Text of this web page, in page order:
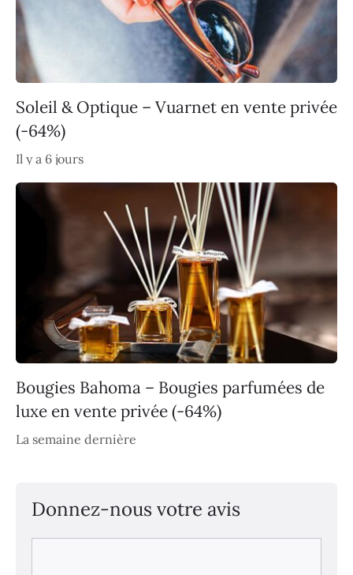
Soleil & Optique – Vuarnet en vente privée
(-64%)
Il y a 6 jours
Bougies Bahoma – Bougies parfumées de
luxe en vente privée (-64%)
La semaine dernière
Donnez-nous votre avis